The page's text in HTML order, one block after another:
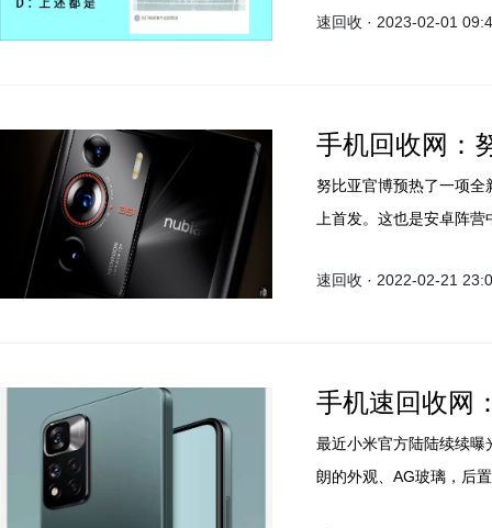
速回收 · 2023-02-01
手机回收网：
努比亚官博预热了一项
上首发。这也是安卓阵
速回收 · 2022-02-21
手机速回收网
最近小米官方陆陆续续
朗的外观、AG玻璃，后